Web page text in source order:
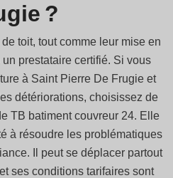
?
toit, tout comme leur mise en
prestataire certifié. Si vous
à Saint Pierre De Frugie et
détériorations, choisissez de
TB batiment couvreur 24. Elle
à résoudre les problématiques
Il peut se déplacer partout
ses conditions tarifaires sont